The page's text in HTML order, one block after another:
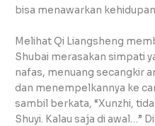
bisa menawarkan
Melihat Qi Liangsheng
Shubai merasakan simpati
nafas, menuang secangkir
dan menempelkannya ke
sambil berkata, “Xunzhi,
Shuyi. Kalau saja di awal…”